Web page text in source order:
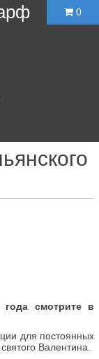
0
смотрите в
для постоянных
Валентина.